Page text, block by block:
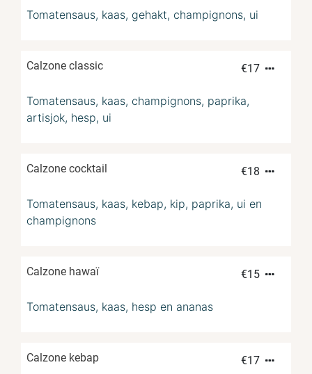
Tomatensaus, kaas, gehakt, champignons, ui
Calzone classic €17
Tomatensaus, kaas, champignons, paprika,
artisjok, hesp, ui
Calzone cocktail €18
Tomatensaus, kaas, kebap, kip, paprika, ui en
champignons
Calzone hawaï €15
Tomatensaus, kaas, hesp en ananas
Calzone kebap €17